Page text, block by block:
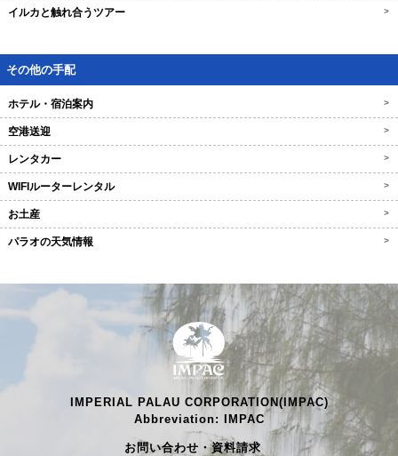
イルカと触れ合うツアー >
その他の手配
ホテル・宿泊案内 >
空港送迎 >
レンタカー >
WIFIルーターレンタル >
お土産 >
パラオの天気情報 >
IMPERIAL PALAU CORPORATION(IMPAC)
Abbreviation: IMPAC
お問い合わせ・資料請求